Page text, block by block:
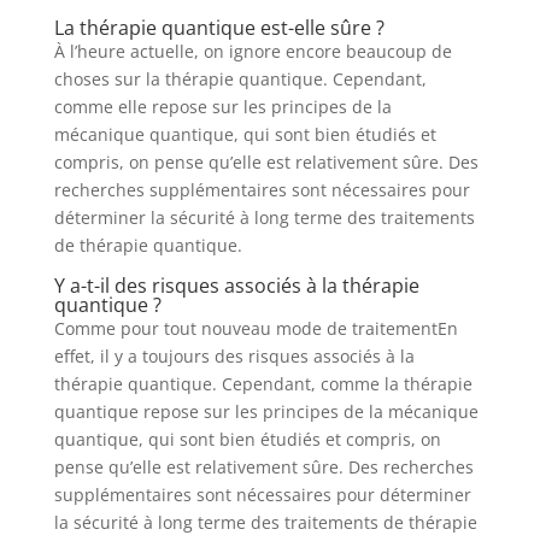
La thérapie quantique est-elle sûre ?
À l’heure actuelle, on ignore encore beaucoup de
choses sur la thérapie quantique. Cependant,
comme elle repose sur les principes de la
mécanique quantique, qui sont bien étudiés et
compris, on pense qu’elle est relativement sûre. Des
recherches supplémentaires sont nécessaires pour
déterminer la sécurité à long terme des traitements
de thérapie quantique.
Y a-t-il des risques associés à la thérapie
quantique ?
Comme pour tout nouveau mode de traitementEn
effet, il y a toujours des risques associés à la
thérapie quantique. Cependant, comme la thérapie
quantique repose sur les principes de la mécanique
quantique, qui sont bien étudiés et compris, on
pense qu’elle est relativement sûre. Des recherches
supplémentaires sont nécessaires pour déterminer
la sécurité à long terme des traitements de thérapie